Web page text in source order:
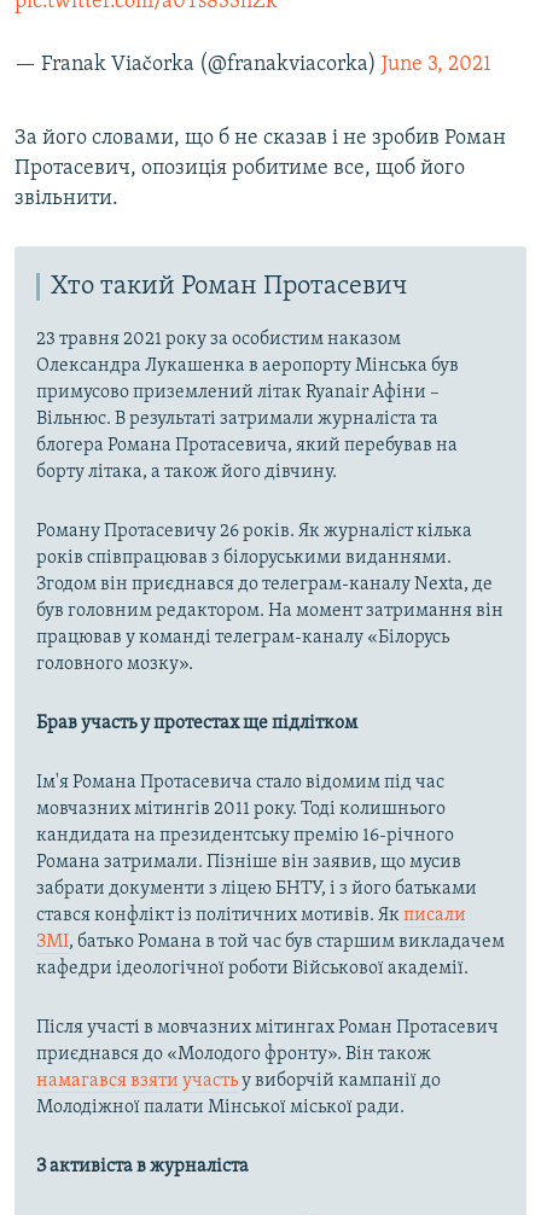
— Franak Viačorka (@franakviacorka) June 3, 2021
За його словами, що б не сказав і не зробив Роман
Протасевич, опозиція робитиме все, щоб його
звільнити.
Хто такий Роман Протасевич
23 травня 2021 року за особистим наказом
Олександра Лукашенка в аеропорту Мінська був
примусово приземлений літак Ryanair Афіни –
Вільнюс. В результаті затримали журналіста та
блогера Романа Протасевича, який перебував на
борту літака, а також його дівчину.
Роману Протасевичу 26 років. Як журналіст кілька
років співпрацював з білоруськими виданнями.
Згодом він приєднався до телеграм-каналу Nexta, де
був головним редактором. На момент затримання він
працював у команді телеграм-каналу «Білорусь
головного мозку».
Брав участь у протестах ще підлітком
Ім'я Романа Протасевича стало відомим під час
мовчазних мітингів 2011 року. Тоді колишнього
кандидата на президентську премію 16-річного
Романа затримали. Пізніше він заявив, що мусив
забрати документи з ліцею БНТУ, і з його батьками
стався конфлікт із політичних мотивів. Якписали
ЗМІ, батько Романа в той час був старшим викладачем
кафедри ідеологічної роботи Військової академії.
Після участі в мовчазних мітингах Роман Протасевич
приєднався до «Молодого фронту». Він також
намагався взяти участьу виборчій кампанії до
Молодіжної палати Мінської міської ради.
З активіста в журналіста